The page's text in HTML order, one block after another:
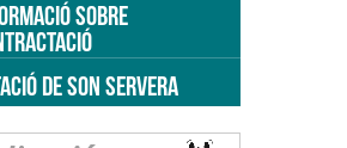
SOBRE
DE SON SERVERA